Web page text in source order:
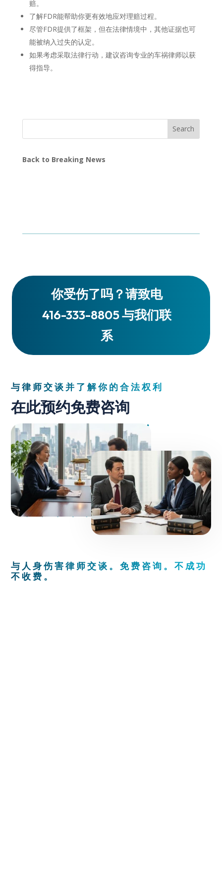
赔。
了解FDR能帮助你更有效地应对理赔过程。
尽管FDR提供了框架，但在法律情境中，其他证据也可
能被纳入过失的认定。
如果考虑采取法律行动，建议咨询专业的车祸律师以获
得指导。
Search
Back to Breaking News
你受伤了吗？请致电
416-333-8805 与我们联
系
与律师交谈并了解你的合法权利
在此预约免费咨询
与人身伤害律师交谈。免费咨询。不成功
不收费。